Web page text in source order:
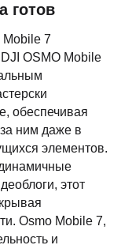
готов
7
OSMO Mobile
обеспечивая
ним даже в
элементов.
этот
Osmo Mobile 7,
и